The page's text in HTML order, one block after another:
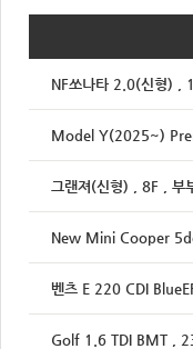
NF쏘나타 2.0(신형) ,
Model Y(2025~)
그랜져(신형) , 8F , 부
New Mini Cooper
벤츠 E 220 CDI
Golf 1.6 TDI BMT ,